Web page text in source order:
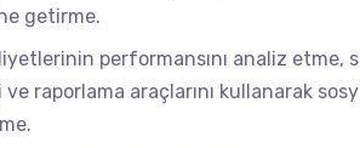
getirme.
performansını analiz etme,
raporlama araçlarını kullanarak